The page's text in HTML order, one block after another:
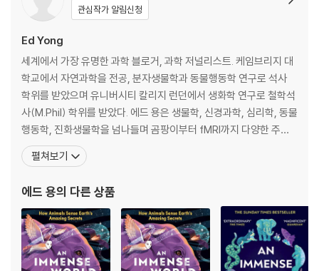
보이는 것에서 색깔을 보는 동물들이 있다. 이 책은 시각이 아닌 후각으로
을 가진 귀뚜라미, 인간의 손끝보다 섬세한 돌기를 가진 악어 등 우리의 직
관에서 벗어나는 수많은 동물을 소개한다. 다른 동물이 세상을 경험하는
방식을 상상하는 일은, 지구라는 거대한 세계를 이해하는 데 있어 인간이
얼마나 한정된 감각만을 사용하는지 깨닫게 한다.
'Wonderful, mind-broadening... a journey to alternative r
ealities as extraordinary as any you'll find in science ficti
on' The Times, Book of the Week
'Magnificent' Guardian
Enter a new dimension - the world as it is truly perceived
by other animals.
관심작가 알림신청
Ed Yong
세계에서 가장 유명한 과학 블로거, 과학 저널리스트. 케임브리지 대
학교에서 자연과학을 전공, 분자생물학과 동물행동학 연구로 석사
학위를 받았으며 유니버시티 칼리지 런던에서 생화학 연구로 철학석
사(M.Phil) 학위를 받았다. 에드 용은 생물학, 신경과학, 심리학, 동물
행동학, 진화생물학을 넘나들며 곰팡이부터 fMRI까지 다양한 주제
를 심도 있게 탐사한 블로그(‘Not Exactly Rocket Science’)를 통
해 단숨에 가장 주목할 만한 과학 작가로 떠올랐다. 자연계의 경이로
빠르게 소개하는 그의 블로그
펼쳐보기
에드 용의 다른 상품